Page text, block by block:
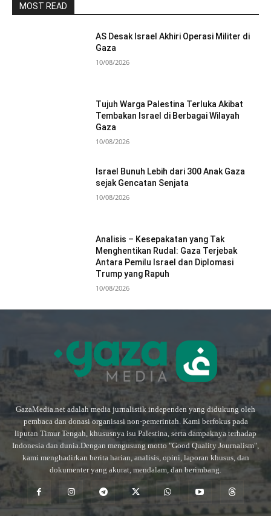
MOST READ
AS Desak Israel Akhiri Operasi Militer di
Gaza
10/08/2026
Tujuh Warga Palestina Terluka Akibat
Tembakan Israel di Berbagai Wilayah
Gaza
10/08/2026
Israel Bunuh Lebih dari 300 Anak Gaza
sejak Gencatan Senjata
10/08/2026
Analisis – Kesepakatan yang Tak
Menghentikan Rudal: Gaza Terjebak
Antara Pemilu Israel dan Diplomasi
Trump yang Rapuh
10/08/2026
GazaMedia.net adalah media jurnalistik independen yang didukung oleh
pembaca dan donasi organisasi non-pemerintah. Kami berfokus pada
liputan Timur Tengah, khususnya isu Palestina, serta dampaknya terhadap
Indonesia dan dunia.Dengan mengusung motto "Good Quality Journalism",
kami menghadirkan berita harian, analisis, opini, laporan khusus, dan
dokumenter yang akurat, mendalam, dan berimbang.